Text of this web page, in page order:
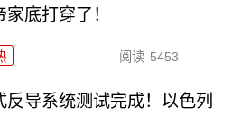
家底打穿了！
阅读 5453
反导系统测试完成！以色列